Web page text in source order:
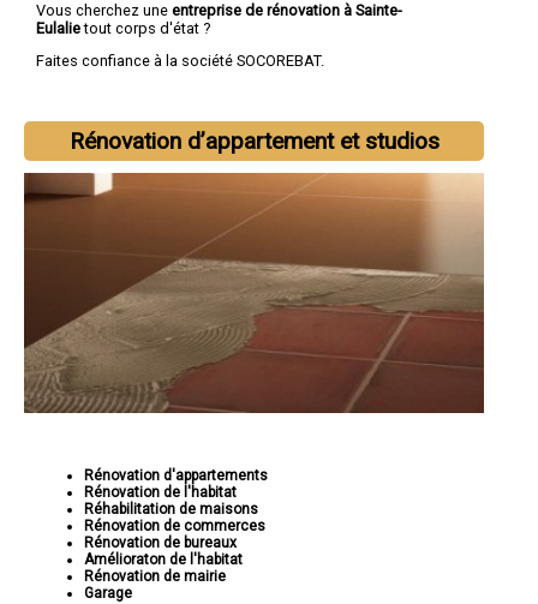
Vous cherchez une entreprise de rénovation à Sainte-
Eulalietout corps d'état ?
Faites confiance à la société SOCOREBAT.
Rénovation d’appartement et studios
Rénovation d'appartements
Rénovation de l'habitat
Réhabilitation de maisons
Rénovation de commerces
Rénovation de bureaux
Amélioraton de l'habitat
Rénovation de mairie
Garage